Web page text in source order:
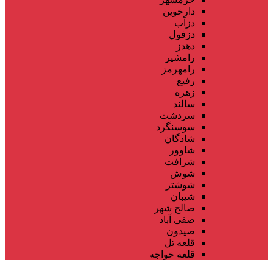
دارخوین
دزآب
دزفول
دهدز
رامشیر
رامهرمز
رفیع
زهره
سالند
سردشت
سوسنگرد
شادگان
شاوور
شرافت
شوش
شوشتر
شیبان
صالح شهر
صفی آباد
صیدون
قلعه تل
قلعه خواجه